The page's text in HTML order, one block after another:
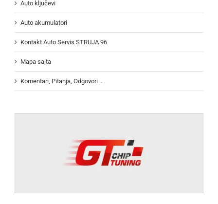
Auto ključevi
Auto akumulatori
Kontakt Auto Servis STRUJA 96
Mapa sajta
Komentari, Pitanja, Odgovori …